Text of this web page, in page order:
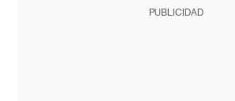
PUBLICIDAD